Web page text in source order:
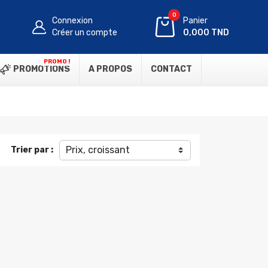
Connexion
Créer un compte
0
Panier
0,000 TND
PROMOTIONS
PROMO !
A PROPOS CONTACT
Trier par : Prix, croissant